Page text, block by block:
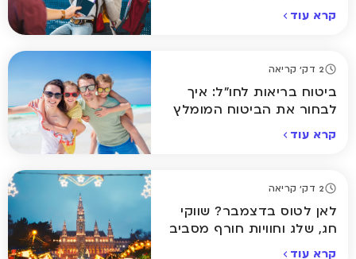
קרא עוד
2 דק' קריאה
ביטוח בריאות לחו"ל: איך
לבחור את הביטוח המומלץ
קרא עוד
2 דק' קריאה
לאן לטוס בדצמבר? שווקי
חג, שלג וחוויות חורף מסביב
קרא עוד